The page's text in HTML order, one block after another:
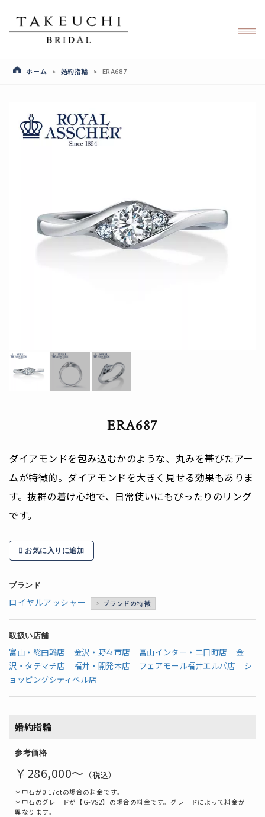
ホーム > 婚約指輪 > ERA687
ERA687
ダイアモンドを包み込むかのような、丸みを帯びたアー
ムが特徴的。ダイアモンドを大きく見せる効果もありま
す。抜群の着け心地で、日常使いにもぴったりのリング
です。
お気に入りに追加
ブランド
ロイヤルアッシャー ブランドの特徴
取扱い店舗
富山・総曲輪店 金沢・野々市店 富山インター・二口町店
金
沢・タテマチ店
福井・開発本店 フェアモール福井エルパ店
シ
ョッピングシティベル店
婚約指輪
参考価格
￥286,000～ （税込）
＊中石が0.17ctの場合の料金です。
＊中石のグレードが【G-VS2】の場合の料金です。グレードによって料金が
異なります。